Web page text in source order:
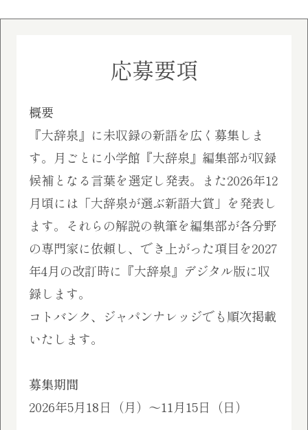
応募要項
概要
『大辞泉』に未収録の新語を広く募集しま
す。月ごとに小学館『大辞泉』編集部が収録
候補となる言葉を選定し発表。また2026年12
月頃には「大辞泉が選ぶ新語大賞」を発表し
ます。それらの解説の執筆を編集部が各分野
の専門家に依頼し、でき上がった項目を2027
年4月の改訂時に『大辞泉』デジタル版に収
録します。
コトバンク、ジャパンナレッジでも順次掲載
いたします。
募集期間
2026年5月18日（月）～11月15日（日）